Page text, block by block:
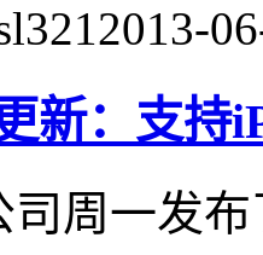
2013-
新：支持
一发布